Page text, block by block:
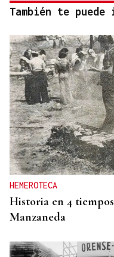
También te
HEMEROTECA
Historia en 4
Manzaneda